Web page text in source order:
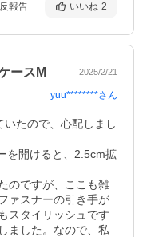
報告 いいね 2
ースM 2025/2/21
yuu********さん
いたので、心配しまし
を開けると、2.5cm拡
のですが、ここも雑
ァスナーの引き手が
スタイリッシュです
ました。なので、私